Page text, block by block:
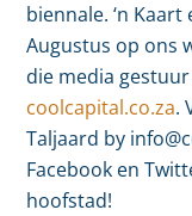
biennale. ‘n
Augustus op ons
die media
coolcapital.co.za.
Taljaard by
Facebook en
hoofstad!